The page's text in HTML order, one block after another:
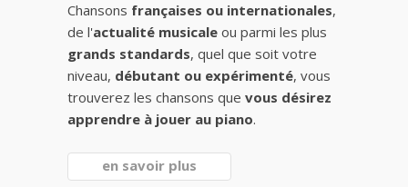
Chansons françaises ou internationales,
de l'actualité musicale ou parmi les plus
grands standards, quel que soit votre
niveau, débutant ou expérimenté, vous
trouverez les chansons que vous désirez
apprendre à jouer au piano.
en savoir plus